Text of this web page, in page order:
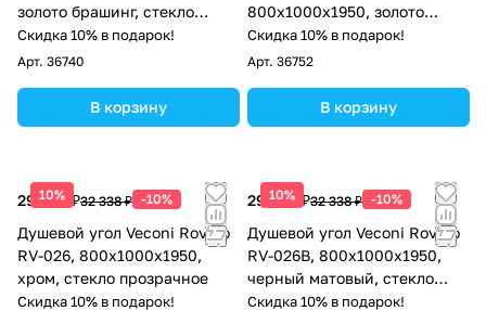
золото брашинг, стекло
дождь
Скидка 10% в подарок!
Арт. 36740
В корзину
800х1000х1950, золото
брашинг, стекло дождь
Скидка 10% в подарок!
Арт. 36752
В корзину
10%
29 104 ₽32 338 ₽ -10%
Душевой угол Veconi Rovigo
RV-026, 800х1000х1950,
хром, стекло прозрачное
Скидка 10% в подарок!
10%
29 104 ₽32 338 ₽ -10%
Душевой угол Veconi Rovigo
RV-026B, 800х1000х1950,
черный матовый, стекло
прозрачное
Скидка 10% в подарок!